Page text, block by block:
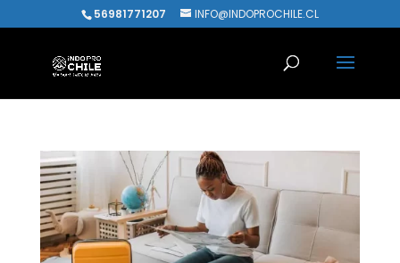
56981771207 INFO@INDOPROCHILE.CL